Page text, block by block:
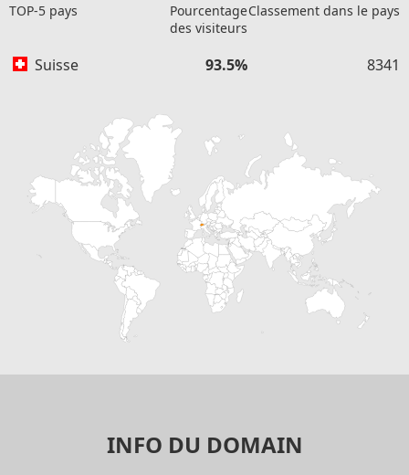
TOP-5 pays
Pourcentage
des visiteurs
Classement dans le pays
Suisse 93.5% 8341
INFO DU DOMAIN